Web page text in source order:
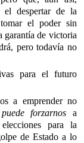
el despertar de la
el poder sin
garantía de victoria
pero todavía no
para el futuro
a emprender no
puede forzarnos a
para la
de Estado a lo